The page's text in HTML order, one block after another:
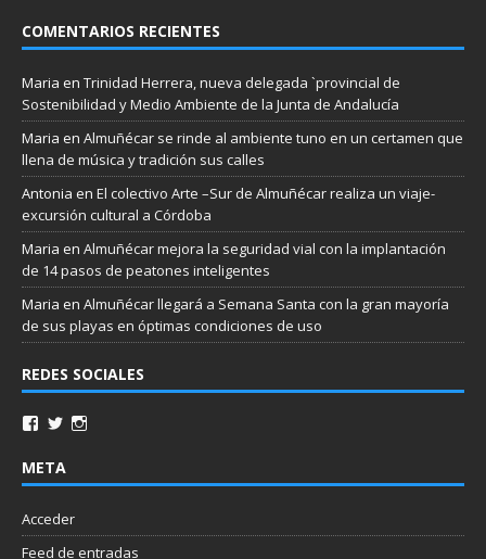
COMENTARIOS RECIENTES
Maria en Trinidad Herrera, nueva delegada `provincial de
Sostenibilidad y Medio Ambiente de la Junta de Andalucía
Maria en Almuñécar se rinde al ambiente tuno en un certamen que
llena de música y tradición sus calles
Antonia en El colectivo Arte –Sur de Almuñécar realiza un viaje-
excursión cultural a Córdoba
Maria en Almuñécar mejora la seguridad vial con la implantación
de 14 pasos de peatones inteligentes
Maria en Almuñécar llegará a Semana Santa con la gran mayoría
de sus playas en óptimas condiciones de uso
REDES SOCIALES
META
Acceder
Feed de entradas